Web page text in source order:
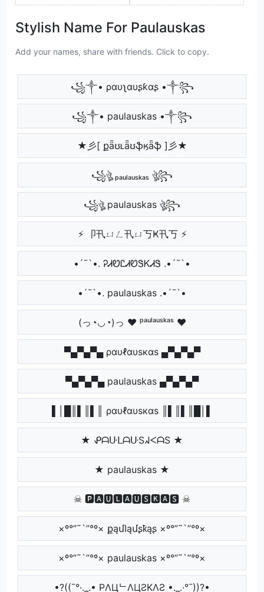
Stylish Name For Paulauskas
Add your names, share with friends. Click to copy.
꧁༒• ραυʅαυʂƙαʂ •༒꧂
꧁༒• paulauskas •༒꧂
★彡[ քǟʊʟǟʊֆӄǟֆ ]彡★
꧁ঔৣ ₚₐᵤₗₐᵤₛₖₐₛ ঔৣ꧂
꧁ঔৣ paulauskas ঔৣ꧂
⚡ 卩卂ㄩㄥ卂ㄩ丂Ҝ卂丂 ⚡
•´¯`•. ᎮᏗᏬᏝᏗᏬᏕᏦᏗᏕ .•´¯`•
•´¯`•. paulauskas .•´¯`•
(っ◔◡◔)っ ♥ ᵖᵃᵘˡᵃᵘˢᵏᵃˢ ♥
▀▄▀▄▀▄ ραυℓαυѕкαѕ ▄▀▄▀▄▀
▀▄▀▄▀▄ paulauskas ▄▀▄▀▄▀
▌│█║▌║▌║ ραυℓαυѕкαѕ ║▌║▌║█│▌
★ ᕵᗩᑘᒪᗩᑘSᖽᐸᗩS ★
★ paulauskas ★
☠ 🅿🅰🆄🅻🅰🆄🆂🅺🅰🆂 ☠
×º°”˜`”°º× քąմӀąմʂҟąʂ ×º°”˜`”°º×
×º°”˜`”°º× paulauskas ×º°”˜`”°º×
•?((¯°·._.• PΛЦᄂΛЦƧKΛƧ •._.·°¯))?•